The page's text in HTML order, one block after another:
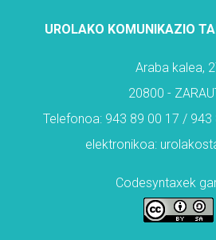
UROLAKO KOMUNIKAZIO
Araba kalea,
20800 -
Telefonoa: 943 89 00 17 / 943
elektronikoa:
Codesyntaxek